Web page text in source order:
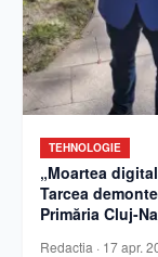
TEHNOLOGIE
„Moartea
Tarcea
Primăria Cluj-
Redactia · 17 apr.